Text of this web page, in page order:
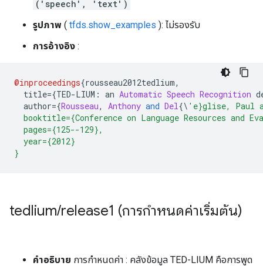
('speech', 'text')
รูปภาพ ( tfds.show_examples ): ไม่รองรับ
การอ้างอิง :
@inproceedings{rousseau2012tedlium,
title={TED-LIUM : an Automatic Speech Recognition
author={Rousseau, Anthony and Del{\ 'e}glise, Paul
booktitle={Conference on Language Resources and
pages={125--129},
year={2012}
}
tedlium/release1 (การกำหนดค่าเริ่มต้น)
คำอธิบาย การกำหนดค่า : คลังข้อมูล TED-LIUM คือการพูด